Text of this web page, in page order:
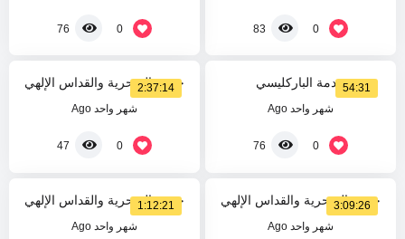
0
83
0
76
54:31خدمة الباركليسي
شهر واحد Ago
0
76
2:37:14
خدمة السحرية والقداس الإلهي
شهر واحد Ago
0
47
3:09:26
خدمة السحرية والقداس الإلهي
شهر واحد Ago
1:12:21
خدمة السحرية والقداس الإلهي
شهر واحد Ago